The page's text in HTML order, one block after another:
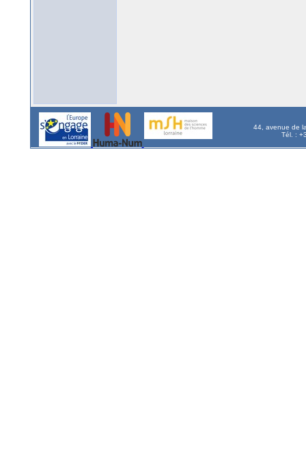
44, avenue de
Tél. :